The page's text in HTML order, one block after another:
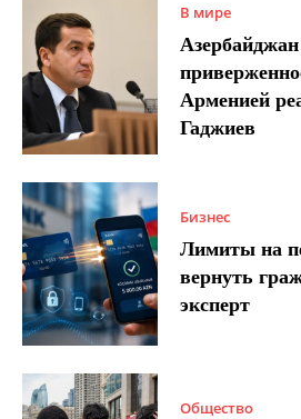
В мире
Арменией
Гаджиев
Бизнес
Лимиты на
вернуть
эксперт
Общество